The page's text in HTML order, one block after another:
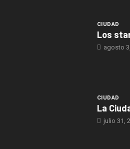
CIUDAD
Los
agosto
CIUDAD
La
julio 31,